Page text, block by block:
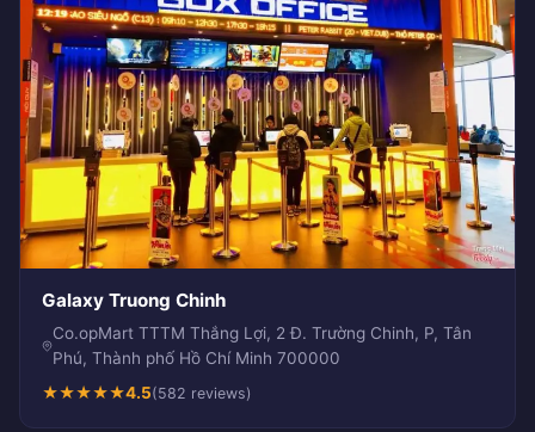
Galaxy Truong Chinh
Co.opMart TTTM Thắng Lợi, 2 Đ. Trường Chinh, P, Tân
Phú, Thành phố Hồ Chí Minh 700000
★★★★★4.5(582 reviews)